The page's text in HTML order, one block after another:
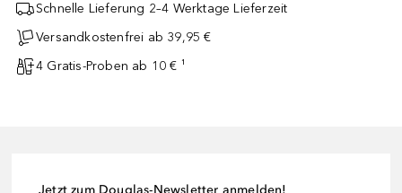
Schnelle Lieferung 2–4 Werktage Lieferzeit
Versandkostenfrei ab 39,95 €
4 Gratis-Proben ab 10 € ¹
Jetzt zum Douglas-Newsletter anmelden!